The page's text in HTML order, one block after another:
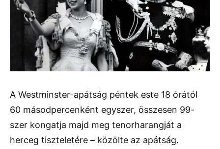
A Westminster-apátság péntek este 18 órától
60 másodpercenként egyszer, összesen 99-
szer kongatja majd meg tenorharangját a
herceg tiszteletére – közölte az apátság.